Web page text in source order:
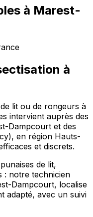
à Marest-
à
lit ou de rongeurs à
intervient auprès des
Dampcourt et des
en région Hauts-
et discrets.
de lit,
: notre technicien
Dampcourt, localise
adapté, avec un suivi